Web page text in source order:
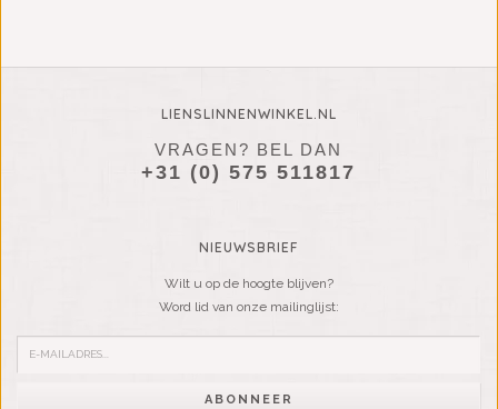
LIENSLINNENWINKEL.NL
VRAGEN? BEL DAN
+31 (0) 575 511817
NIEUWSBRIEF
Wilt u op de hoogte blijven?
Word lid van onze mailinglijst:
ABONNEER